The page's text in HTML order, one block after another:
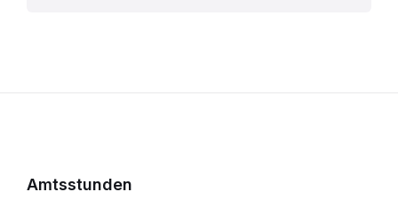
Amtsstunden